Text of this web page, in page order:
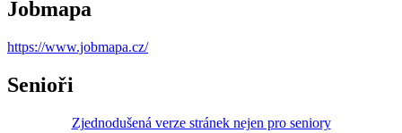
Jobmapa
https://www.jobmapa.cz/
Senioři
Zjednodušená verze stránek nejen pro seniory